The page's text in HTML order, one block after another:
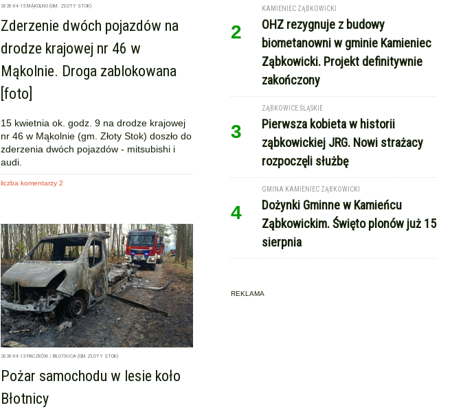
2026-04-15 MĄKOLNO (GM. ZŁOTY STOK)
Zderzenie dwóch pojazdów na
drodze krajowej nr 46 w
Mąkolnie. Droga zablokowana
[foto]
15 kwietnia ok. godz. 9 na drodze krajowej
nr 46 w Mąkolnie (gm. Złoty Stok) doszło do
zderzenia dwóch pojazdów - mitsubishi i
audi.
liczba komentarzy 2
2026-04-13 PACZKÓW / BŁOTNICA (GM.ZŁOTY STOK)
Pożar samochodu w lesie koło
Błotnicy
2
KAMIENIEC ZĄBKOWICKI
OHZ rezygnuje z budowy
biometanowni w gminie Kamieniec
Ząbkowicki. Projekt definitywnie
zakończony
3
ZĄBKOWICE ŚLĄSKIE
Pierwsza kobieta w historii
ząbkowickiej JRG. Nowi strażacy
rozpoczęli służbę
4
GMINA KAMIENIEC ZĄBKOWICKI
Dożynki Gminne w Kamieńcu
Ząbkowickim. Święto plonów już 15
sierpnia
REKLAMA